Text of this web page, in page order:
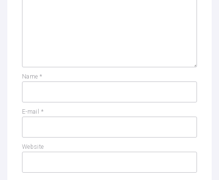
Name *
E-mail *
Website